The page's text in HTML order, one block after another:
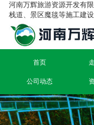
河南万辉旅游资源开发有
栈道、景区魔毯等施工建
首页
公司动态